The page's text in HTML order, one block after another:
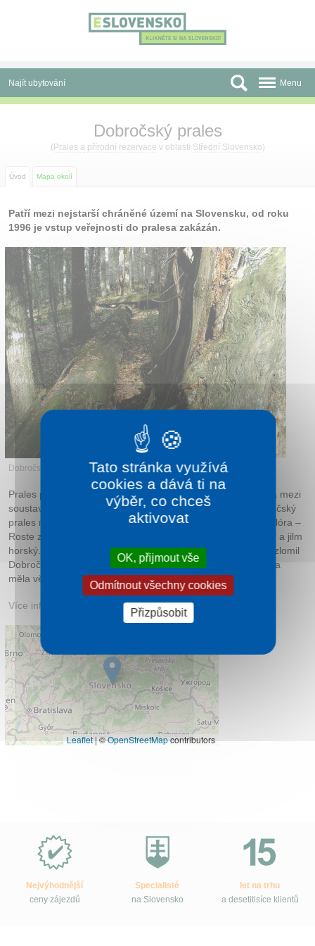
Najít ubytování
Slevy a Last Minute
Autobusové zájezdy
Před cestou
Atrakce
O nás
Kontakt
Menu
Dobročský prales
( Prales a přírodní rezervace v oblasti Střední Slovensko)
Úvod Mapa okolí
Patří mezi nejstarší chráněné území na Slovensku, od roku
1996 je vstup veřejnosti do pralesa zakázán.
Dobročský prales
Prales patří mezi národní přírodní rezervace na Slovensku a mezi
soustavu území evropského významu NATURA 2000. Dobročský
prales není součástí žádného vyššího chráněného útvaru. Flóra –
Roste zde jedle, smrk, dub a méně javor horský, jasan štíhlý a jilm
horský. Někteří jedinci jsou staří stovky let. V roce 1964 vítr zlomil
Dobročskou jedli, která patřila mezi nejmohutnější v Evropě a
měla věk cca 450–500 let.
Více informací:
Leaflet|©OpenStreetMapcontributors
Slovensko.cz?
Nejvýhodnější
ceny zájezdů
Specialisté
na Slovensko
let na trhu
a desetitisíce klientů
Tato stránka využívá
cookies a dává ti na
výběr, co chceš
aktivovat
OK, přijmout vše
Odmítnout všechny cookies
Přizpůsobit